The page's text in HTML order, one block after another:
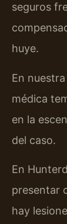
seguros
huye.
En
médica
en la
del caso.
En
presentar
hay